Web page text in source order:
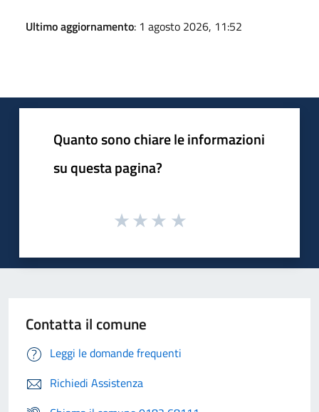
Ultimo aggiornamento: 1 agosto 2026, 11:52
Quanto sono chiare le informazioni
su questa pagina?
Contatta il comune
Leggi le domande frequenti
Richiedi Assistenza